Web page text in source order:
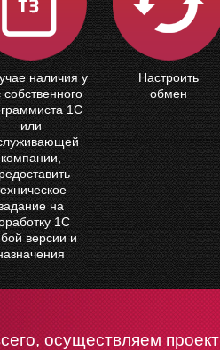
наличия у
собственного
1С
или
компании,
на
1С
версии и
Настроить
обмен
осуществляем